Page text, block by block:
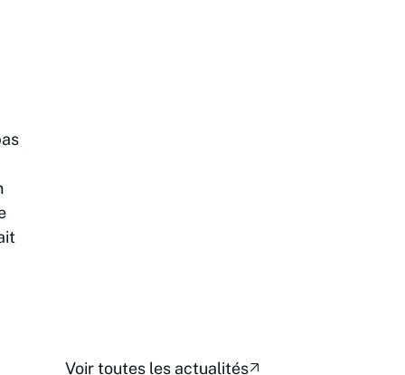
Voir toutes les actualités